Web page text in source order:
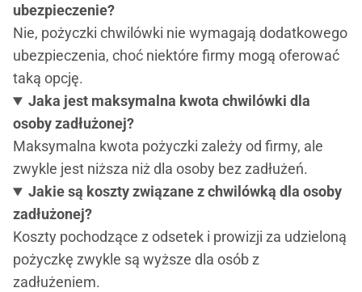
ubezpieczenie?
Nie, pożyczki chwilówki nie wymagają dodatkowego
ubezpieczenia, choć niektóre firmy mogą oferować
taką opcję.
Jaka jest maksymalna kwota chwilówki dla
osoby zadłużonej?
Maksymalna kwota pożyczki zależy od firmy, ale
zwykle jest niższa niż dla osoby bez zadłużeń.
Jakie są koszty związane z chwilówką dla osoby
zadłużonej?
Koszty pochodzące z odsetek i prowizji za udzieloną
pożyczkę zwykle są wyższe dla osób z
zadłużeniem.